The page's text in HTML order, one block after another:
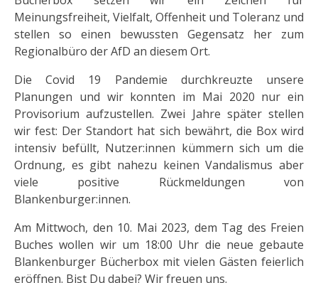
Meinungsfreiheit, Vielfalt, Offenheit und Toleranz und
stellen so einen bewussten Gegensatz her zum
Regionalbüro der AfD an diesem Ort.
Die Covid 19 Pandemie durchkreuzte unsere
Planungen und wir konnten im Mai 2020 nur ein
Provisorium aufzustellen. Zwei Jahre später stellen
wir fest: Der Standort hat sich bewährt, die Box wird
intensiv befüllt, Nutzer:innen kümmern sich um die
Ordnung, es gibt nahezu keinen Vandalismus aber
viele positive Rückmeldungen von
Blankenburger:innen.
Am Mittwoch, den 10. Mai 2023, dem Tag des Freien
Buches wollen wir um 18:00 Uhr die neue gebaute
Blankenburger Bücherbox mit vielen Gästen feierlich
eröffnen. Bist Du dabei? Wir freuen uns.